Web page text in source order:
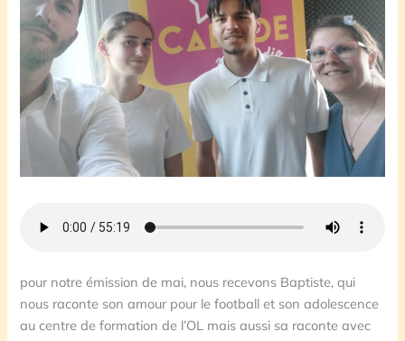
pour notre émission de mai, nous recevons Baptiste, qui
nous raconte son amour pour le football et son adolescence
au centre de formation de l’OL mais aussi sa raconte avec